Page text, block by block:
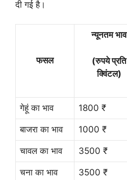
दी गई है।
फसल
न्यूनतम भाव
(रुपये प्रति
क्विंटल)
गेहूं का भाव 1800 ₹
बाजरा का भाव 1000 ₹
चावल का भाव 3500 ₹
चना का भाव 3500 ₹